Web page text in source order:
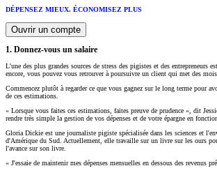
DÉPENSEZ MIEUX. ÉCONOMISEZ PLUS
Ouvrir un compte
1. Donnez-vous un salaire
L'une des plus grandes sources de stress des pigistes et des entrepreneurs
encore, vous pouvez vous retrouver à poursuivre un client qui met des
Commencez plutôt à regarder ce que vous gagnez sur le long terme pour
de ces estimations.
« Lorsque vous faites ces estimations, faites preuve de prudence », dit
rendre très simple la gestion de vos dépenses et de votre épargne en
Gloria Dickie est une journaliste pigiste spécialisée dans les sciences et
d'Amérique du Sud. Actuellement, elle travaille sur un livre sur les ours
l'avance sur son livre.
« J'essaie de maintenir mes dépenses mensuelles en dessous des